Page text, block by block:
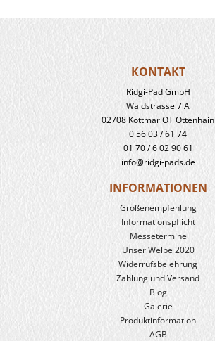
KONTAKT
Ridgi-Pad GmbH
Waldstrasse 7 A
02708 Kottmar OT Ottenhain
0 56 03 / 61 74
01 70 / 6 02 90 61
info@ridgi-pads.de
INFORMATIONEN
Größenempfehlung
Informationspflicht
Messetermine
Unser Welpe 2020
Widerrufs­belehrung
Zahlung und Versand
Blog
Galerie
Produkt­information
AGB